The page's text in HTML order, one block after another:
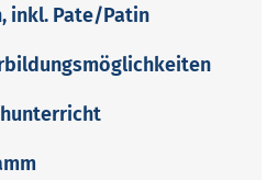
inkl. Pate/Patin